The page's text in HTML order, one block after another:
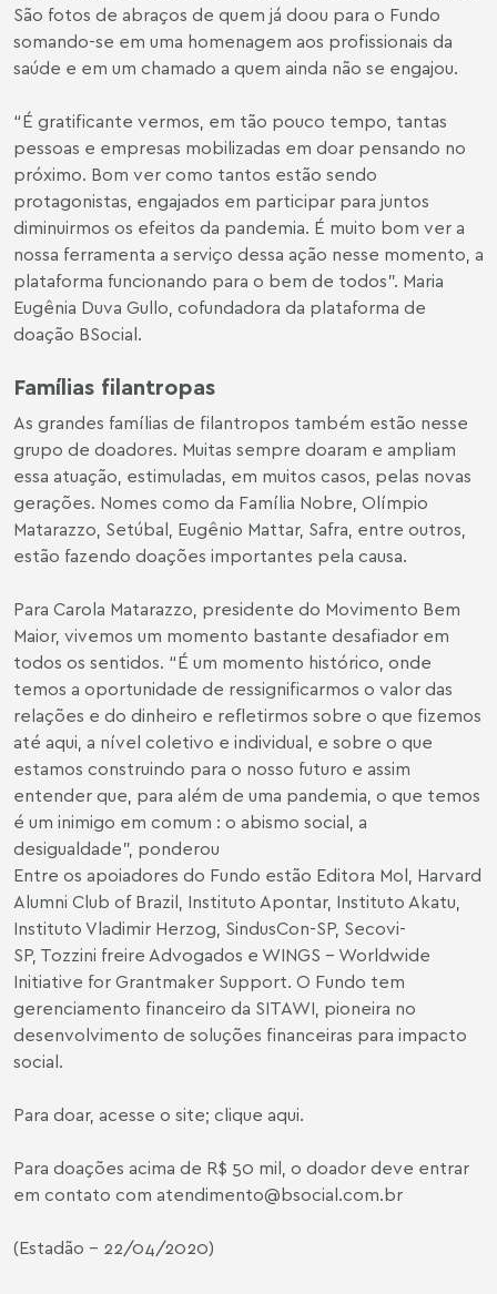
São fotos de abraços de quem já doou para o Fundo
somando-se em uma homenagem aos profissionais da
saúde e em um chamado a quem ainda não se engajou.
“É gratificante vermos, em tão pouco tempo, tantas
pessoas e empresas mobilizadas em doar pensando no
próximo. Bom ver como tantos estão sendo
protagonistas, engajados em participar para juntos
diminuirmos os efeitos da pandemia. É muito bom ver a
nossa ferramenta a serviço dessa ação nesse momento, a
plataforma funcionando para o bem de todos”. Maria
Eugênia Duva Gullo, cofundadora da plataforma de
doação BSocial.
Famílias filantropas
As grandes famílias de filantropos também estão nesse
grupo de doadores. Muitas sempre doaram e ampliam
essa atuação, estimuladas, em muitos casos, pelas novas
gerações. Nomes como da Família Nobre, Olímpio
Matarazzo, Setúbal, Eugênio Mattar, Safra, entre outros,
estão fazendo doações importantes pela causa.
Para Carola Matarazzo, presidente do Movimento Bem
Maior, vivemos um momento bastante desafiador em
todos os sentidos. “É um momento histórico, onde
temos a oportunidade de ressignificarmos o valor das
relações e do dinheiro e refletirmos sobre o que fizemos
até aqui, a nível coletivo e individual, e sobre o que
estamos construindo para o nosso futuro e assim
entender que, para além de uma pandemia, o que temos
é um inimigo em comum : o abismo social, a
desigualdade”, ponderou
Entre os apoiadores do Fundo estão Editora Mol, Harvard
Alumni Club of Brazil, Instituto Apontar, Instituto Akatu,
Instituto Vladimir Herzog, SindusCon-SP, Secovi-
SP, Tozzini freire Advogados e WINGS - Worldwide
Initiative for Grantmaker Support. O Fundo tem
gerenciamento financeiro da SITAWI, pioneira no
desenvolvimento de soluções financeiras para impacto
social.
Para doar, acesse o site; clique aqui.
Para doações acima de R$ 50 mil, o doador deve entrar
em contato com atendimento@bsocial.com.br
(Estadão - 22/04/2020)